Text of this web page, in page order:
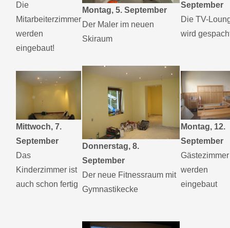
Die
Mitarbeiterzimmer
werden
eingebaut!
Montag, 5. September
Der Maler im neuen
Skiraum
September
Die TV-
wird
Mittwoch, 7.
September
Das
Kinderzimmer ist
auch schon fertig
Donnerstag, 8.
September
Der neue Fitnessraum mit
Gymnastikecke
Montag, 12.
September
Gästezimmer
werden
eingebaut